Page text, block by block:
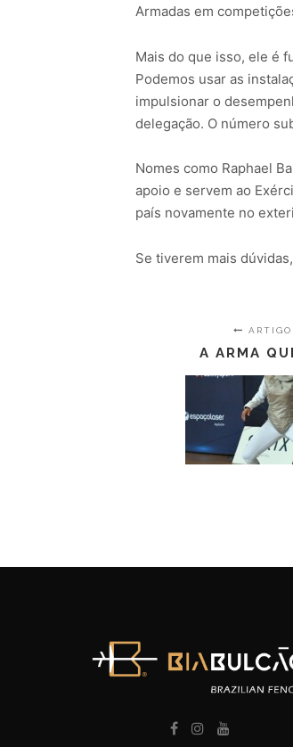
Armadas em
Mais do que isso, ele é
Podemos usar as
impulsionar o
delegação. O número
Nomes como Raphael
apoio e servem ao
país novamente no
Se tiverem mais
A ARMA